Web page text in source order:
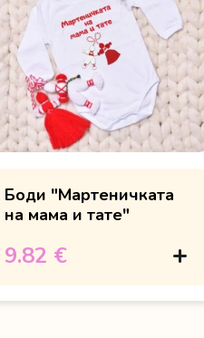
Боди "Мартеничката
на мама и тате"
9.82 €